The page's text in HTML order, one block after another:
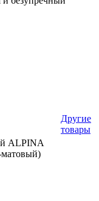
Другие
товары
ALPINA